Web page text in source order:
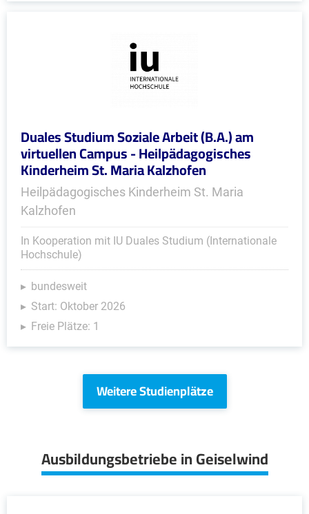
Duales Studium Soziale Arbeit (B.A.) am
virtuellen Campus - Heilpädagogisches
Kinderheim St. Maria Kalzhofen
Heilpädagogisches Kinderheim St. Maria
Kalzhofen
In Kooperation mit IU Duales Studium (Internationale
Hochschule)
bundesweit
Start: Oktober 2026
Freie Plätze: 1
Weitere Studienplätze
Ausbildungsbetriebe in Geiselwind